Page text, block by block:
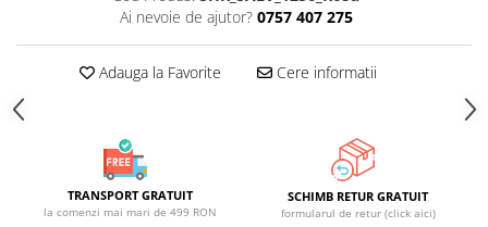
Ai nevoie de ajutor? 0757 407 275
Adauga la Favorite Cere informatii
TRANSPORT GRATUIT
la comenzi mai mari de 499 RON
SCHIMB RETUR GRATUIT
formularul de retur (click aici)